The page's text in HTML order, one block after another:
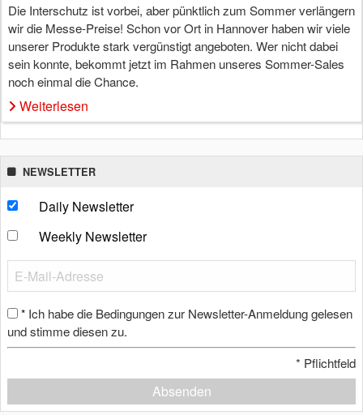
Die Interschutz ist vorbei, aber pünktlich zum Sommer verlängern
wir die Messe-Preise! Schon vor Ort in Hannover haben wir viele
unserer Produkte stark vergünstigt angeboten. Wer nicht dabei
sein konnte, bekommt jetzt im Rahmen unseres Sommer-Sales
noch einmal die Chance.
Weiterlesen
NEWSLETTER
Daily Newsletter
Weekly Newsletter
* Ich habe die Bedingungen zur Newsletter-Anmeldung gelesen
und stimme diesen zu.
* Pflichtfeld
Absenden